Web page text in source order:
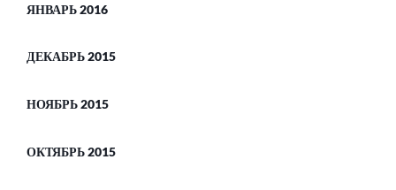
ЯНВАРЬ 2016
ДЕКАБРЬ 2015
НОЯБРЬ 2015
ОКТЯБРЬ 2015